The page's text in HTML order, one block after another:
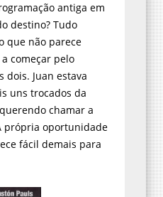
antiga em
destino? Tudo
que não parece
começar pelo
Juan estava
uns trocados da
chamar a
própria oportunidade
fácil demais para